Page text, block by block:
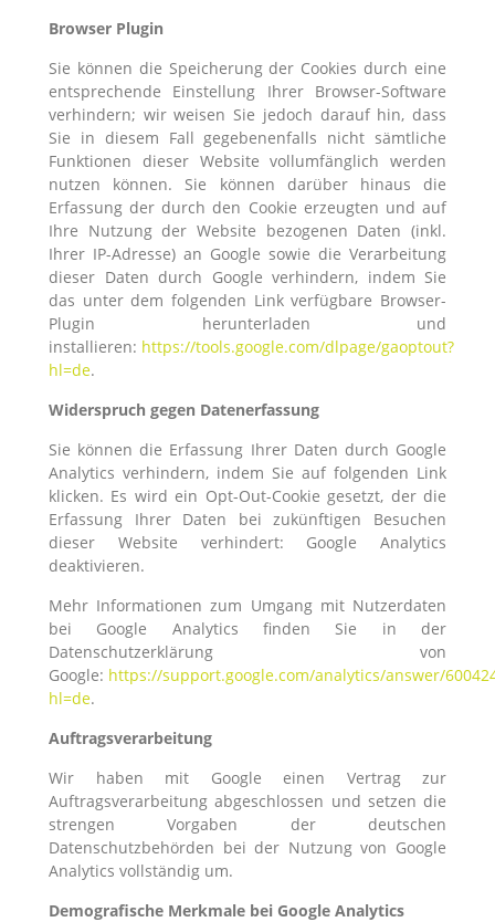
Browser Plugin
Sie können die Speicherung der Cookies durch eine
entsprechende Einstellung Ihrer Browser-Software
verhindern; wir weisen Sie jedoch darauf hin, dass
Sie in diesem Fall gegebenenfalls nicht sämtliche
Funktionen dieser Website vollumfänglich werden
nutzen können. Sie können darüber hinaus die
Erfassung der durch den Cookie erzeugten und auf
Ihre Nutzung der Website bezogenen Daten (inkl.
Ihrer IP-Adresse) an Google sowie die Verarbeitung
dieser Daten durch Google verhindern, indem Sie
das unter dem folgenden Link verfügbare Browser-
Plugin herunterladen und
installieren: https://tools.google.com/dlpage/gaoptout?
hl=de.
Widerspruch gegen Datenerfassung
Sie können die Erfassung Ihrer Daten durch Google
Analytics verhindern, indem Sie auf folgenden Link
klicken. Es wird ein Opt-Out-Cookie gesetzt, der die
Erfassung Ihrer Daten bei zukünftigen Besuchen
dieser Website verhindert: Google Analytics
deaktivieren.
Mehr Informationen zum Umgang mit Nutzerdaten
bei Google Analytics finden Sie in der
Datenschutzerklärung von
Google: https://support.google.com/analytics/answer/
hl=de.
Auftragsverarbeitung
Wir haben mit Google einen Vertrag zur
Auftragsverarbeitung abgeschlossen und setzen die
strengen Vorgaben der deutschen
Datenschutzbehörden bei der Nutzung von Google
Analytics vollständig um.
Demografische Merkmale bei Google Analytics